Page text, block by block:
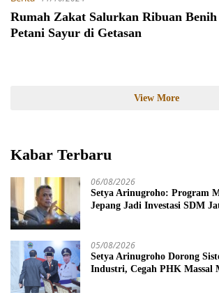
Rumah Zakat Salurkan Ribuan
Petani Sayur di Getasan
View More
Kabar Terbaru
06/08/2026
Setya Arinugroho: Program
Jepang Jadi Investasi SDM
05/08/2026
Setya Arinugroho Dorong
Industri, Cegah PHK Massal